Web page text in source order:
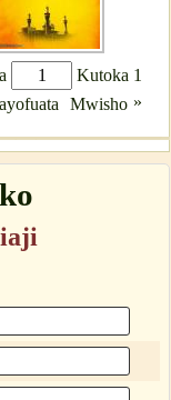
Kutoka 1
Mwisho »